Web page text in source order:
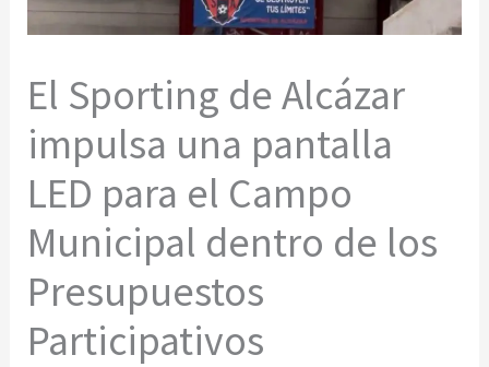
El Sporting de Alcázar
impulsa una pantalla
LED para el Campo
Municipal dentro de los
Presupuestos
Participativos